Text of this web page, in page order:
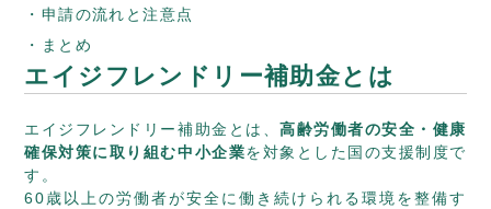
申請の流れと注意点
まとめ
エイジフレンドリー補助金とは
エイジフレンドリー補助金とは、高齢労働者の安全・健康
確保対策に取り組む中小企業を対象とした国の支援制度で
す。
60歳以上の労働者が安全に働き続けられる環境を整備す